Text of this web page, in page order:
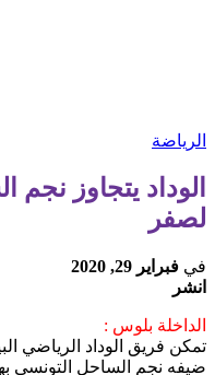
الرياضة
الوداد يتجاوز
لصفر
في فبراير 29, 2020
انشر
الداخلة بلوس :
تمكن فريق الوداد الرياضي
ضيفه نجم الساحل التونسي